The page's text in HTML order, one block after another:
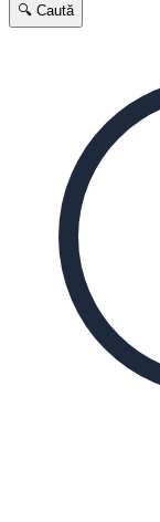
🔍 Caută